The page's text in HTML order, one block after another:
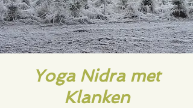
Yoga Nidra met
Klanken